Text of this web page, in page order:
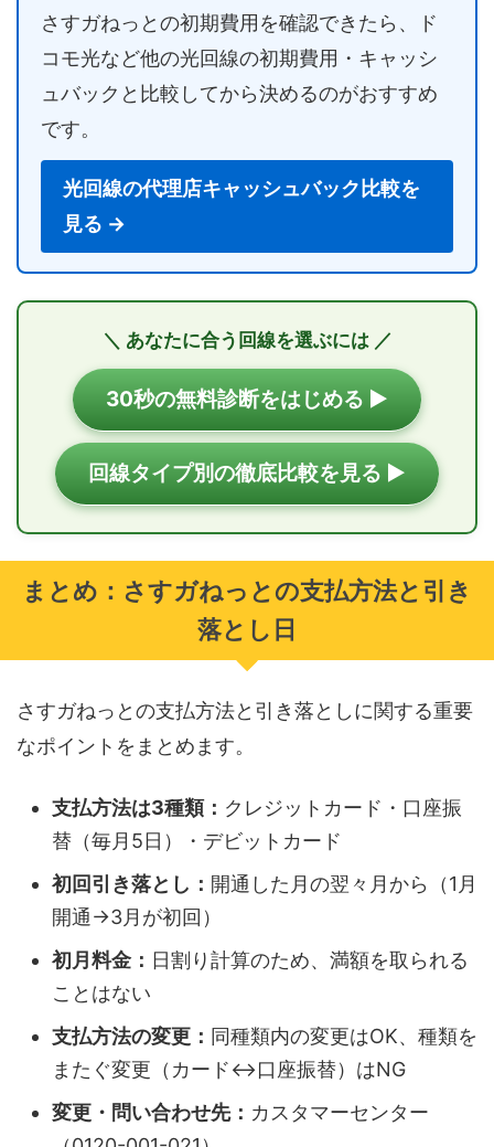
さすガねっとの初期費用を確認できたら、ド
コモ光など他の光回線の初期費用・キャッシ
ュバックと比較してから決めるのがおすすめ
です。
光回線の代理店キャッシュバック比較を
見る →
＼ あなたに合う回線を選ぶには ／
30秒の無料診断をはじめる ▶
回線タイプ別の徹底比較を見る ▶
まとめ：さすガねっとの支払方法と引き
落とし日
さすガねっとの支払方法と引き落としに関する重要
なポイントをまとめます。
支払方法は3種類： クレジットカード・口座振
替（毎月5日）・デビットカード
初回引き落とし： 開通した月の翌々月から（1月
開通→3月が初回）
初月料金： 日割り計算のため、満額を取られる
ことはない
支払方法の変更： 同種類内の変更はOK、種類を
またぐ変更（カード↔口座振替）はNG
変更・問い合わせ先： カスタマーセンター